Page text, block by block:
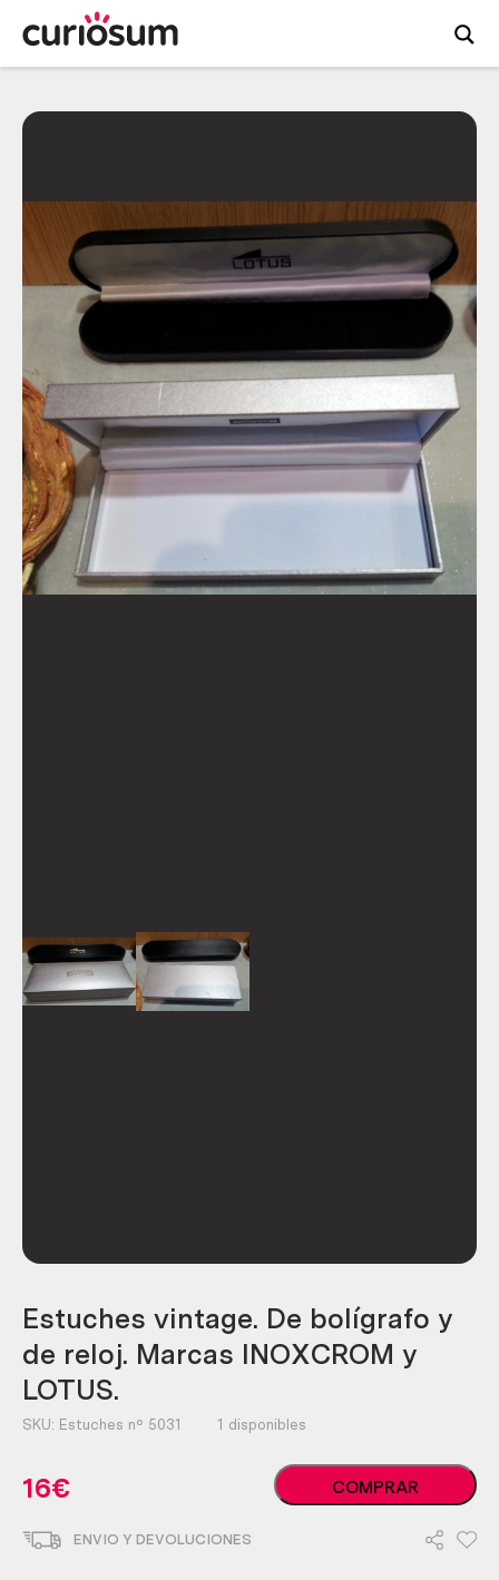
Estuches vintage. De bolígrafo y
de reloj. Marcas INOXCROM y
LOTUS.
SKU: Estuches nº 5031 1 disponibles
16€
Estuches
vintage.
COMPRAR
ENVIO Y DEVOLUCIONES